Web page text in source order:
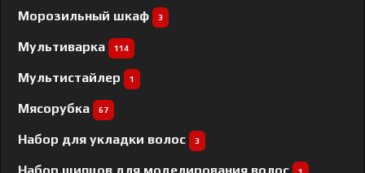
Морозильный шкаф 3
Мультиварка 114
Мультистайлер 1
Мясорубка 67
Набор для укладки волос 3